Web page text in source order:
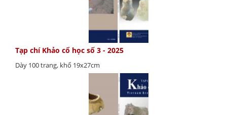
Tạp chí Khảo cổ học số 3 - 2025
Dày 100 trang, khổ 19x27cm